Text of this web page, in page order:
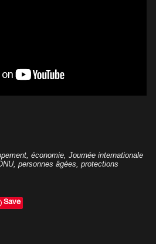
économie Journée internationale
, personnes âgées protections
Save